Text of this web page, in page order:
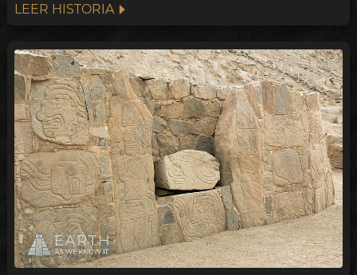
LEER HISTORIA